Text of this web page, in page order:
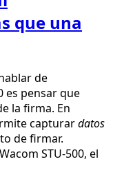
que una
de
es pensar que
la firma. En
capturardatos
de firmar.
STU-500, el